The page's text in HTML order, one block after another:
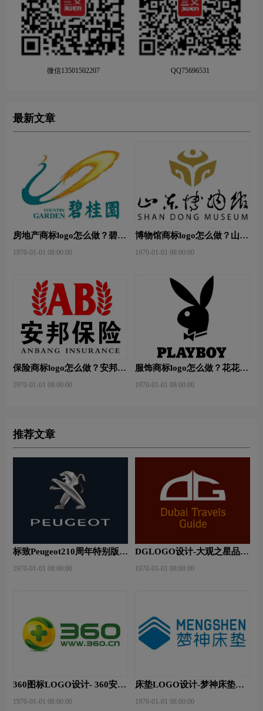
微信13501502207 QQ75696531
最新文章
房地产商标logo怎么做？碧桂
1970-01-01 08:00:00
博物馆商标logo怎么做？山东
logo设计
1970-01-01 08:00:00
保险商标logo怎么做？安邦保
1970-01-01 08:00:00
服饰商标logo怎么做？花花公
1970-01-01 08:00:00
推荐文章
标致Peugeot210周年特别版新
1970-01-01 08:00:00
DGLOGO设计-大观之星品牌
1970-01-01 08:00:00
360图标LOGO设计- 360安全
1970-01-01 08:00:00
床垫LOGO设计-梦神床垫品
1970-01-01 08:00:00